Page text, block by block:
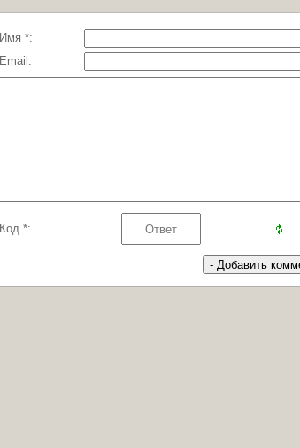
Имя *:
Email:
Код *: